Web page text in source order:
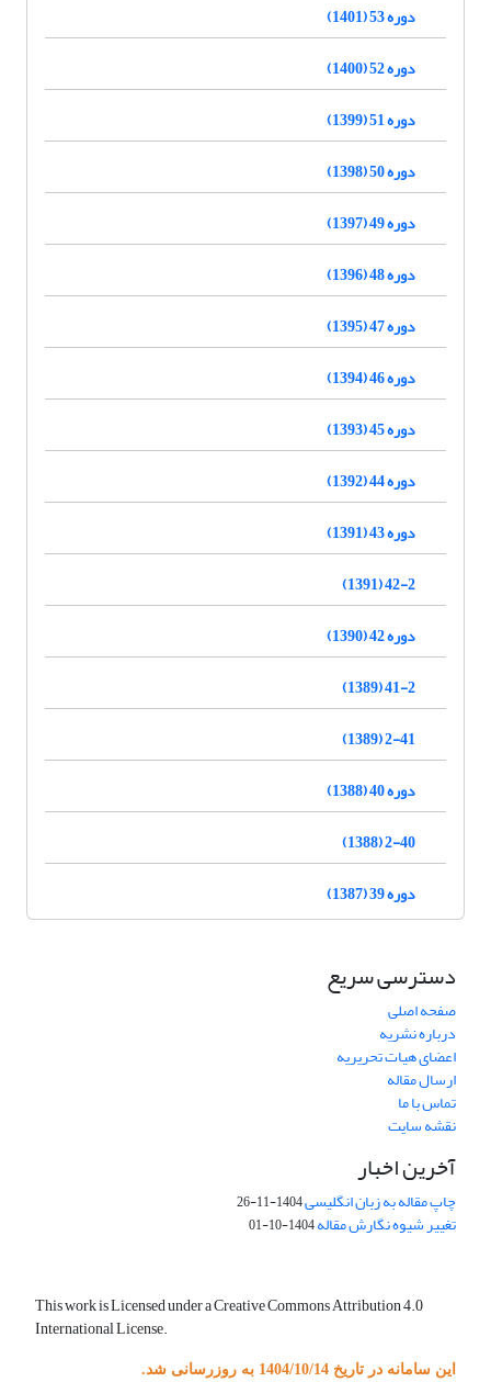
دوره 53 (1401)
دوره 52 (1400)
دوره 51 (1399)
دوره 50 (1398)
دوره 49 (1397)
دوره 48 (1396)
دوره 47 (1395)
دوره 46 (1394)
دوره 45 (1393)
دوره 44 (1392)
دوره 43 (1391)
42-2 (1391)
دوره 42 (1390)
41-2 (1389)
2-41 (1389)
دوره 40 (1388)
2-40 (1388)
دوره 39 (1387)
دسترسی سریع
صفحه اصلی
درباره نشریه
اعضای هیات تحریریه
ارسال مقاله
تماس با ما
نقشه سایت
آخرین اخبار
چاپ مقاله به زبان انگلیسی1404-11-26
تغییر شیوه نگارش مقاله1404-10-01
This work is Licensed under a Creative Commons Attribution 4.0
International License.
این سامانه در تاریخ 1404/10/14 به روزرسانی شد.